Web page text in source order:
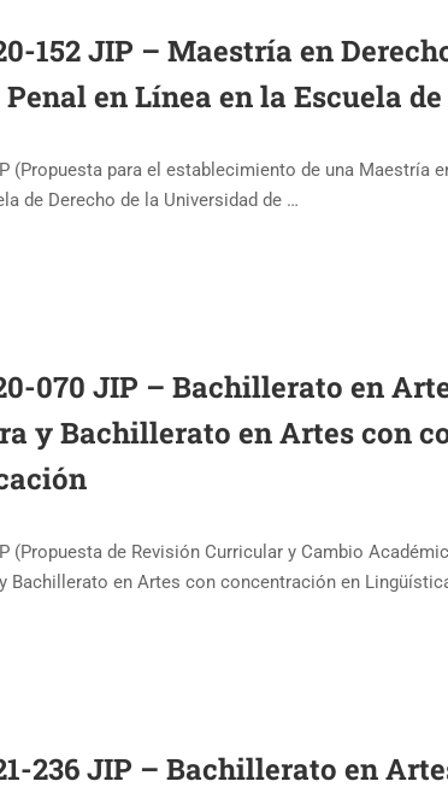
152 JIP – Maestría en
en Línea en la Escuela de
(Propuesta para el establecimiento de una Maestría
de Derecho de la Universidad de …
070 JIP – Bachillerato en
y Bachillerato en Artes con
(Propuesta de Revisión Curricular y Cambio
Bachillerato en Artes con concentración en
236 JIP – Bachillerato en